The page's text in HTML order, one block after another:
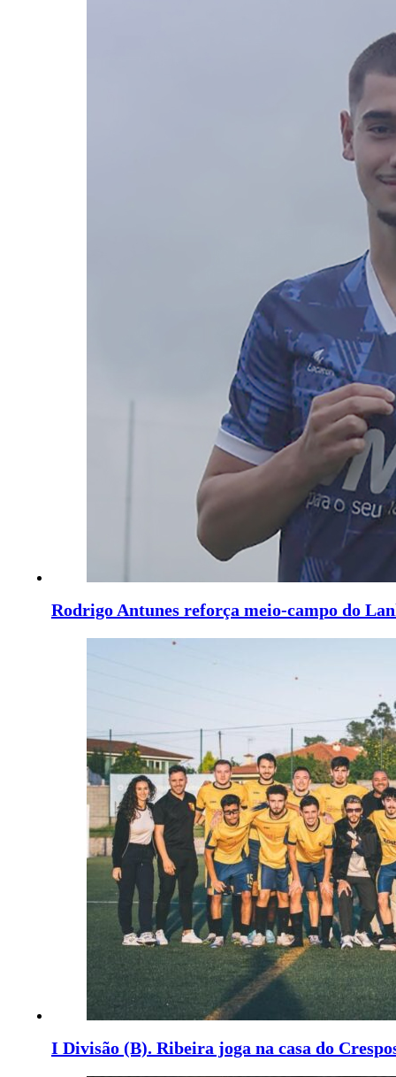
Rodrigo Antunes reforça meio-campo do
I Divisão (B). Ribeira joga na casa do